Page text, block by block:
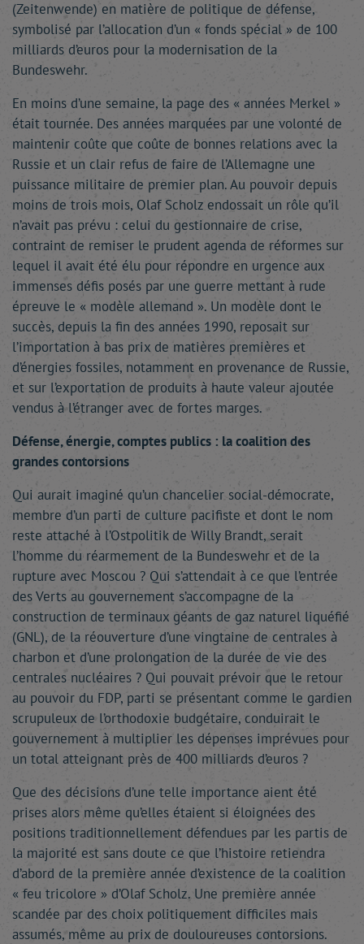
(Zeitenwende) en matière de politique de défense,
symbolisé par l’allocation d’un « fonds spécial » de 100
milliards d’euros pour la modernisation de la
Bundeswehr.
En moins d’une semaine, la page des « années Merkel »
était tournée. Des années marquées par une volonté de
maintenir coûte que coûte de bonnes relations avec la
Russie et un clair refus de faire de l’Allemagne une
puissance militaire de premier plan. Au pouvoir depuis
moins de trois mois, Olaf Scholz endossait un rôle qu’il
n’avait pas prévu : celui du gestionnaire de crise,
contraint de remiser le prudent agenda de réformes sur
lequel il avait été élu pour répondre en urgence aux
immenses défis posés par une guerre mettant à rude
épreuve le « modèle allemand ». Un modèle dont le
succès, depuis la fin des années 1990, reposait sur
l’importation à bas prix de matières premières et
d’énergies fossiles, notamment en provenance de Russie,
et sur l’exportation de produits à haute valeur ajoutée
vendus à l’étranger avec de fortes marges.
Défense, énergie, comptes publics : la coalition des
grandes contorsions
Qui aurait imaginé qu’un chancelier social-démocrate,
membre d’un parti de culture pacifiste et dont le nom
reste attaché à l’Ostpolitik de Willy Brandt, serait
l’homme du réarmement de la Bundeswehr et de la
rupture avec Moscou ? Qui s’attendait à ce que l’entrée
des Verts au gouvernement s’accompagne de la
construction de terminaux géants de gaz naturel liquéfié
(GNL), de la réouverture d’une vingtaine de centrales à
charbon et d’une prolongation de la durée de vie des
centrales nucléaires ? Qui pouvait prévoir que le retour
au pouvoir du FDP, parti se présentant comme le gardien
scrupuleux de l’orthodoxie budgétaire, conduirait le
gouvernement à multiplier les dépenses imprévues pour
un total atteignant près de 400 milliards d’euros ?
Que des décisions d’une telle importance aient été
prises alors même qu’elles étaient si éloignées des
positions traditionnellement défendues par les partis de
la majorité est sans doute ce que l’histoire retiendra
d’abord de la première année d’existence de la coalition
« feu tricolore » d’Olaf Scholz. Une première année
scandée par des choix politiquement difficiles mais
assumés, même au prix de douloureuses contorsions.